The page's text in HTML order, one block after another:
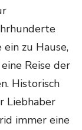
ein zu Hause,
Reise der
Historisch
Liebhaber
immer eine